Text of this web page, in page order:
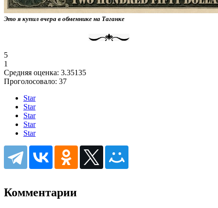
Это я купил вчера в обменнике на Таганке
5
1
Средняя оценка: 3.35135
Проголосовало: 37
Star
Star
Star
Star
Star
Комментарии